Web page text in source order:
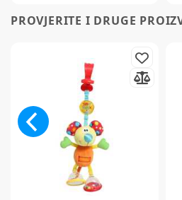
PROVJERITE I DRUGE
*Prijavom na newsletter pristajete da vam
slati razne personalizirane komercijalne
da se slažete sopćim uvjetima
* Promo kod za popust zaprimit ćete e-
Promo kod za popust vrijedi samo za prvu
redovnim cijenama u internet trgovini.
proizvode Cybex Platinum, Britax Römer
Baby Brezza i Scoot & Ride te kod kupnje
usluga. Promo kod za popust nije moguće
akcijama i klupskim pogodnostima.
popust vrijedi 30 dana.